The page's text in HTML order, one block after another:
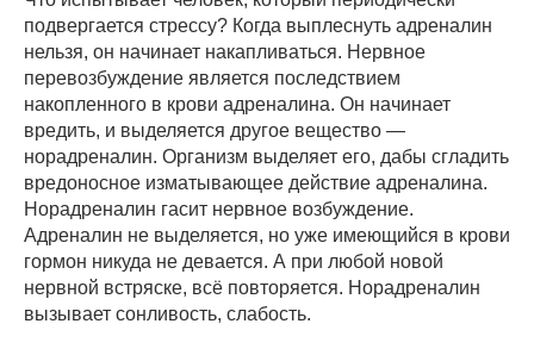
подвергается стрессу? Когда выплеснуть адреналин
нельзя, он начинает накапливаться. Нервное
перевозбуждение является последствием
накопленного в крови адреналина. Он начинает
вредить, и выделяется другое вещество —
норадреналин. Организм выделяет его, дабы сгладить
вредоносное изматывающее действие адреналина.
Норадреналин гасит нервное возбуждение.
Адреналин не выделяется, но уже имеющийся в крови
гормон никуда не девается. А при любой новой
нервной встряске, всё повторяется. Норадреналин
вызывает сонливость, слабость.